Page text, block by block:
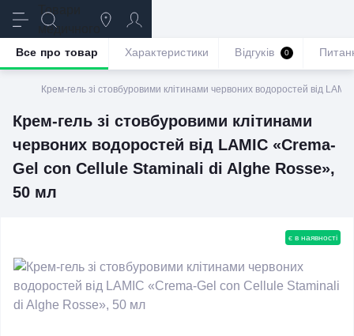
Крем-гель зі стовбуровими клітинами червоних водоростей від
Крем-гель зі стовбуровими клітинами
червоних водоростей від LAMIC «Crema-
Gel con Cellule Staminali di Alghe Rosse»,
50 мл
Все про товар Характеристики Відгуків 0
є в наявності